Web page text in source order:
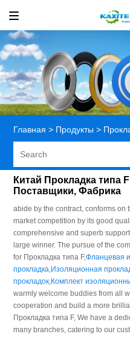
Главная > Продукты >
Китай Прокладка типа
Поставщики, Фабрика
abide by the contract, conforms on
market competition by its good
comprehensive and superb
large winner. The pursue of the
for Прокладка типа F,Фланцевая
прокладка,Изоляционная
прокладок,Комплект
warmly welcome buddies from all
cooperation and build a more
Прокладка типа F, We have a
many branches, catering to our